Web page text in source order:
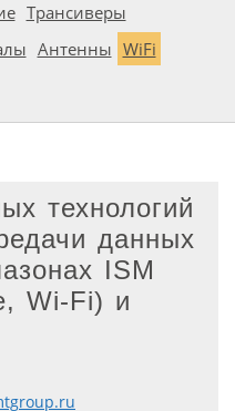
Трансиверы
Антенны WiFi
технологий
данных
ISM
Wi-Fi) и